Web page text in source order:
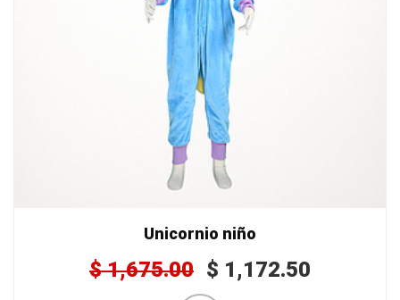
Unicornio niño
$1,675.00 $ 1,172.50